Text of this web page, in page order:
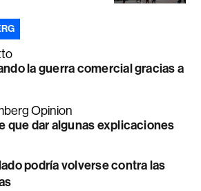
la guerra comercial gracias a
Opinion
que dar algunas explicaciones
podría volverse contra las